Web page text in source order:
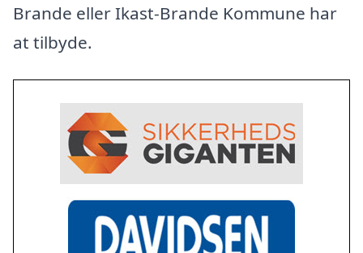
Brande eller Ikast-Brande Kommune har
at tilbyde.